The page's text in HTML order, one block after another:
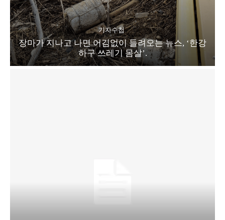
기자수첩
장마가 지나고 나면 어김없이 들려오는 뉴스, ‘한강
하구 쓰레기 몸살’.